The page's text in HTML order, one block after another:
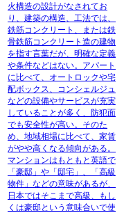
火構造の設計がなされてお
り、建築の構造、工法では、
鉄筋コンクリート、または鉄
骨鉄筋コンクリート造の建物
を指す言葉だが、明確な定義
や条件などはない。アパート
に比べて、オートロックや宅
配ボックス、コンシェルジュ
などの設備やサービスが充実
していることが多く、防犯面
でも安全性が高い。そのた
め、地域相場に比べて、家賃
がやや高くなる傾向がある。
マンションはもともと英語で
「豪邸」や「邸宅」、「高級
物件」などの意味があるが、
日本ではそこまで高級、もし
くは豪邸という意味合いで使